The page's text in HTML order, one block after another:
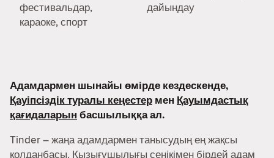
фестивальдар,
караоке, спорт
дайындау
Адамдармен шынайы өмірде кездескенде,
Қауіпсіздік туралы кеңестер мен Қауымдастық
қағидаларын басшылыққа ал.
Tinder – жаңа адамдармен танысудың ең жақсы
қолданбасы. Қызығушылығы сенікімен бірдей адам